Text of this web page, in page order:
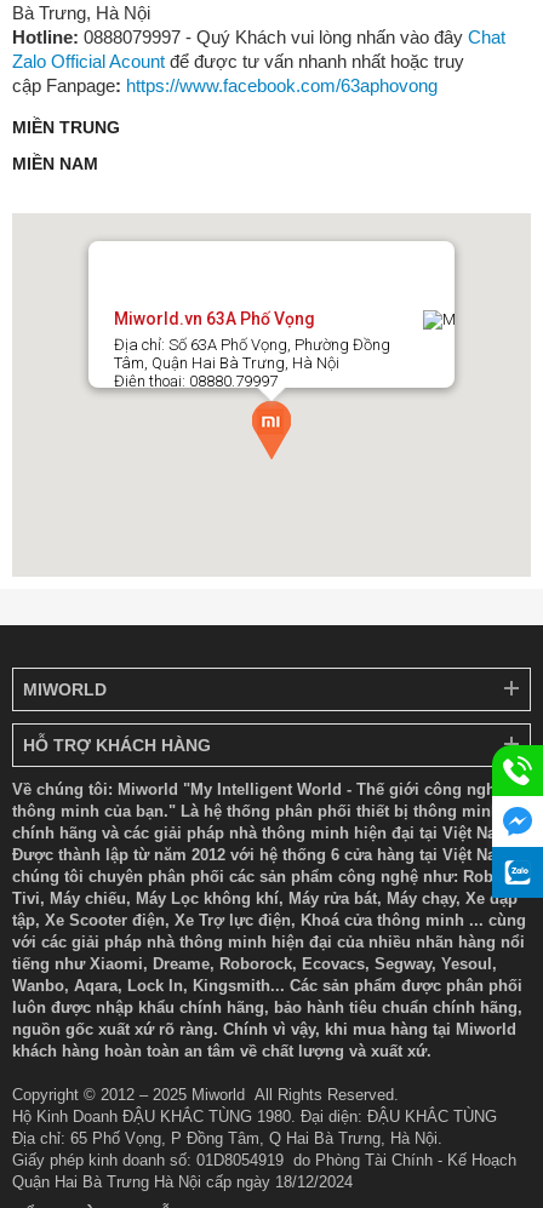
Bà Trưng, Hà Nội
Hotline: 0888079997 - Quý Khách vui lòng nhấn vào đây Chat
Zalo Official Acount để được tư vấn nhanh nhất hoặc truy
cập Fanpage: https://www.facebook.com/63aphovong
MIỀN TRUNG
MIỀN NAM
Miworld.vn 63A Phố Vọng
Địa chỉ: Số 63A Phố Vọng, Phường Đồng
Tâm, Quận Hai Bà Trưng, Hà Nội
Điện thoại: 08880.79997
MIWORLD
HỖ TRỢ KHÁCH HÀNG
Về chúng tôi: Miworld "My Intelligent World - Thế giới công nghệ
thông minh của bạn." Là hệ thống phân phối thiết bị thông minh
chính hãng và các giải pháp nhà thông minh hiện đại tại Việt Nam.
Được thành lập từ năm 2012 với hệ thống 6 cửa hàng tại Việt Nam
chúng tôi chuyên phân phối các sản phẩm công nghệ như: Robot,
Tivi, Máy chiếu, Máy Lọc không khí, Máy rửa bát, Máy chạy, Xe đạp
tập, Xe Scooter điện, Xe Trợ lực điện, Khoá cửa thông minh ... cùng
với các giải pháp nhà thông minh hiện đại của nhiều nhãn hàng nổi
tiếng như Xiaomi, Dreame, Roborock, Ecovacs, Segway, Yesoul,
Wanbo, Aqara, Lock In, Kingsmith... Các sản phẩm được phân phối
luôn được nhập khẩu chính hãng, bảo hành tiêu chuẩn chính hãng,
nguồn gốc xuất xứ rõ ràng. Chính vì vậy, khi mua hàng tại Miworld
khách hàng hoàn toàn an tâm về chất lượng và xuất xứ.
Copyright © 2012 – 2025 Miworld All Rights Reserved.
Hộ Kinh Doanh ĐẬU KHẮC TÙNG 1980. Đại diện: ĐẬU KHẮC TÙNG
Địa chỉ: 65 Phố Vọng, P Đồng Tâm, Q Hai Bà Trưng, Hà Nội.
Giấy phép kinh doanh số: 01D8054919 do Phòng Tài Chính - Kế Hoạch
Quận Hai Bà Trưng Hà Nội cấp ngày 18/12/2024